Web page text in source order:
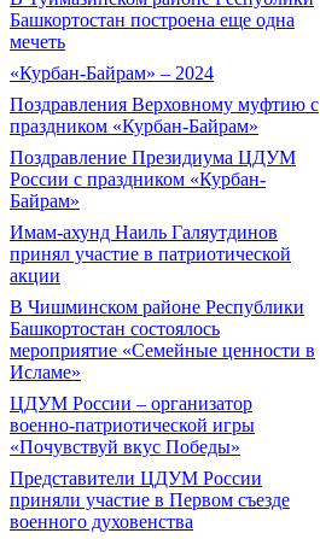
Башкортостан построена еще одна
мечеть
«Курбан-Байрам» – 2024
Поздравления Верховному муфтию с
праздником «Курбан-Байрам»
Поздравление Президиума ЦДУМ
России с праздником «Курбан-
Байрам»
Имам-ахунд Наиль Галяутдинов
принял участие в патриотической
акции
В Чишминском районе Республики
Башкортостан состоялось
мероприятие «Семейные ценности в
Исламе»
ЦДУМ России – организатор
военно-патриотической игры
«Почувствуй вкус Победы»
Представители ЦДУМ России
приняли участие в Первом съезде
военного духовенства